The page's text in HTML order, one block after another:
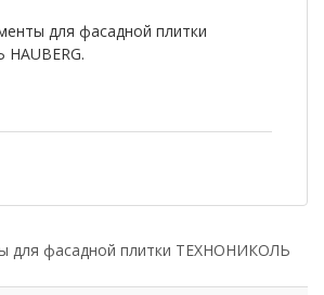
для фасадной плитки
для фасадной плитки ТЕХНОНИКОЛЬ